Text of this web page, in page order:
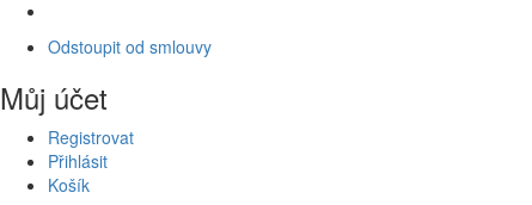
Odstoupit od smlouvy
Můj účet
Registrovat
Přihlásit
Košík